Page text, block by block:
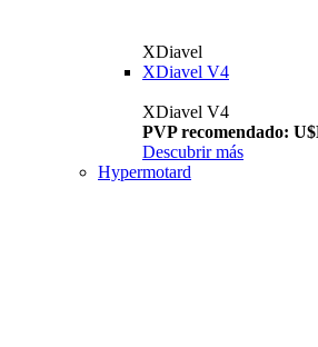
XDiavel
XDiavel V4
XDiavel V4
PVP recomendado:
Descubrir más
Hypermotard